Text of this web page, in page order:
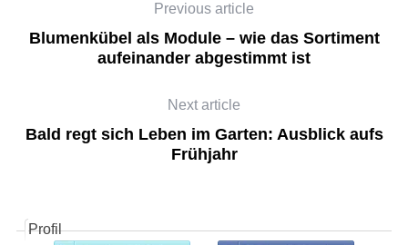
Previous article
Blumenkübel als Module – wie das Sortiment
aufeinander abgestimmt ist
Next article
Bald regt sich Leben im Garten: Ausblick aufs
Frühjahr
Profil